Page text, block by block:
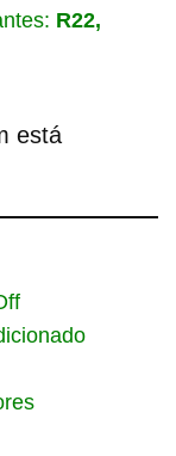
R22,
está